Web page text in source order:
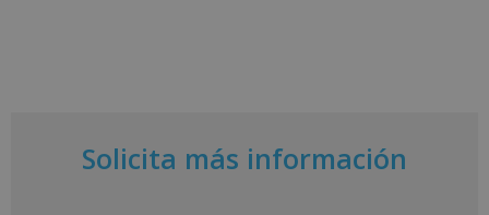
Solicita más información